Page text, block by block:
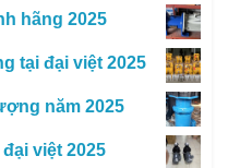
hãng 2025
tại đại việt 2025
năm 2025
việt 2025